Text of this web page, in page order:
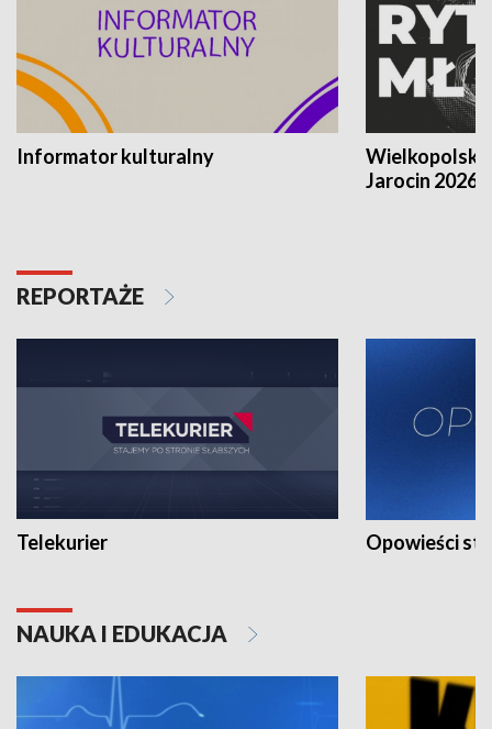
Informator kulturalny
Jarocin 2026
REPORTAŻE
Telekurier Opowieści
NAUKA I EDUKACJA